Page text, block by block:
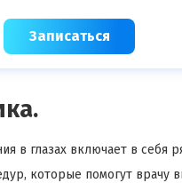
Записаться
в глазах включает в себя
которые помогут врачу